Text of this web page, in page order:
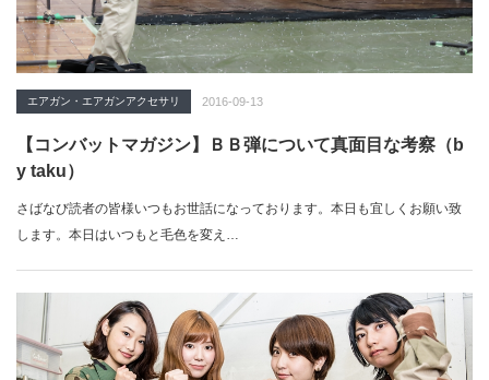
エアガン・エアガンアクセサリ 2016-09-13
【コンバットマガジン】ＢＢ弾について真面目な考察（b
y taku）
さばなび読者の皆様いつもお世話になっております。本日も宜しくお願い致
します。本日はいつもと毛色を変え…